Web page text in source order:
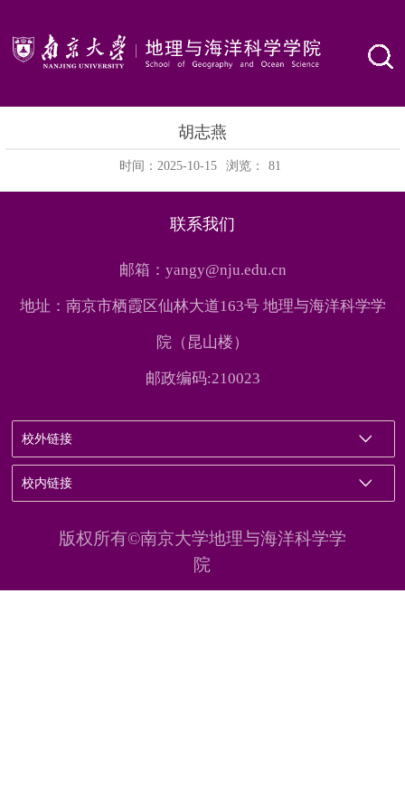
胡志燕
时间：2025-10-15 浏览： 81
联系我们
邮箱：yangy@nju.edu.cn
地址：南京市栖霞区仙林大道163号 地理与海洋科学学
院（昆山楼）
邮政编码:210023
校外链接
校内链接
版权所有©南京大学地理与海洋科学学
院